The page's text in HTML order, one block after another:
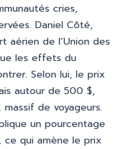
cries,
Daniel Côté,
aérien de l’Union des
les effets du
Selon lui, le prix
autour de 500 $,
de voyageurs.
un pourcentage
qui amène le prix